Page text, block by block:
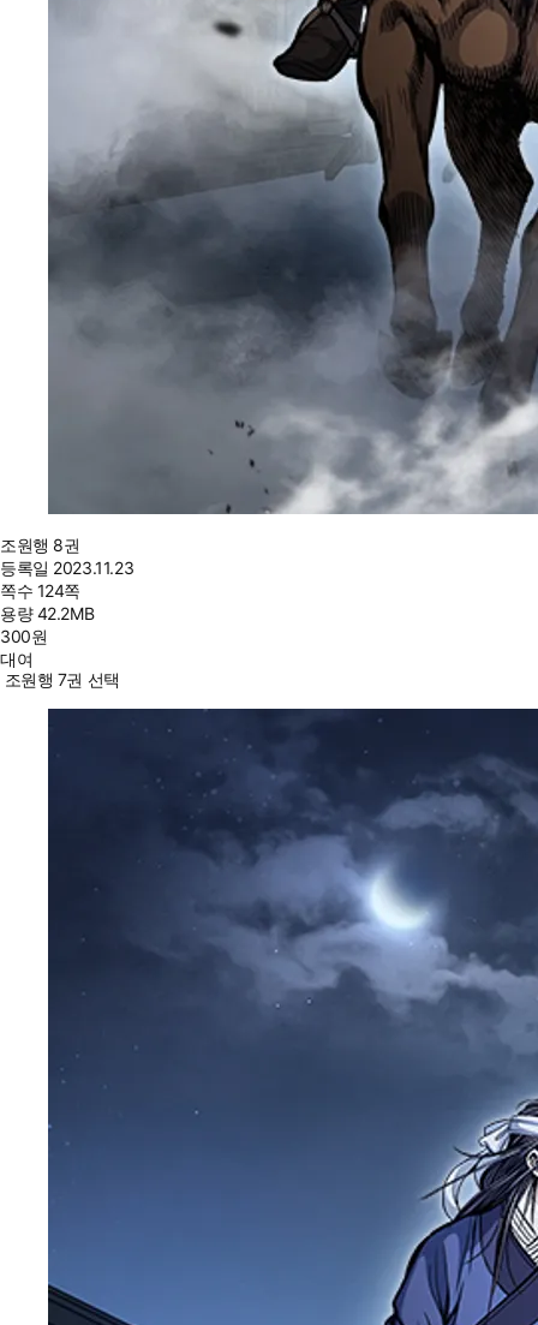
조원행 8권
등록일 2023.11.23
쪽수 124쪽
용량42.2MB
300원
대여
조원행 7권 선택